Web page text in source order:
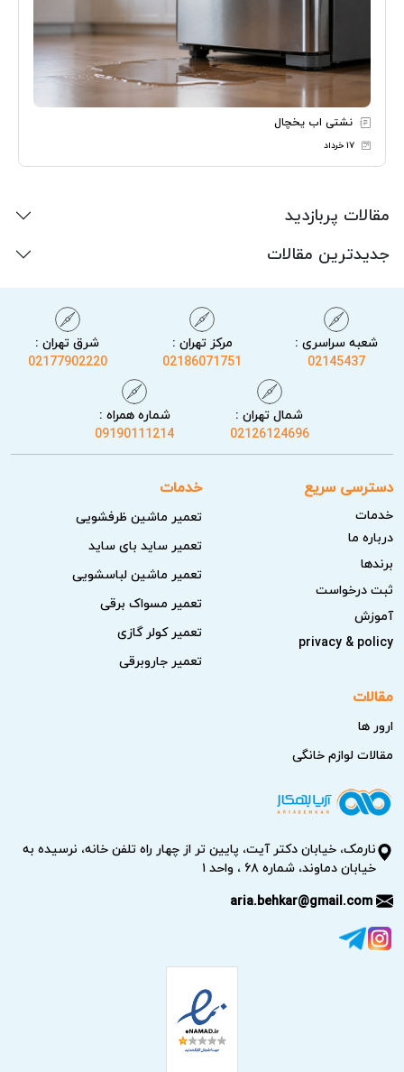
نشتی اب یخچال
۱۷ خرداد
مقالات پربازدید
جدیدترین مقالات
شعبه سراسری :
02145437
مرکز تهران :
02186071751
شرق تهران :
02177902220
شمال تهران :
02126124696
شماره همراه :
09190111214
دسترسی سریع
خدمات
درباره ما
برندها
ثبت درخواست
آموزش
privacy & policy
خدمات
تعمیر ماشین ظرفشویی
تعمیر ساید بای ساید
تعمیر ماشین لباسشویی
تعمیر مسواک برقی
تعمیر کولر گازی
تعمیر جاروبرقی
مقالات
ارور ها
مقالات لوازم خانگی
نارمک، خیابان دکتر آیت، پایین تر از چهار راه تلفن خانه، نرسیده به
خیابان دماوند، شماره ۶۸ ، واحد ۱
aria.behkar@gmail.com